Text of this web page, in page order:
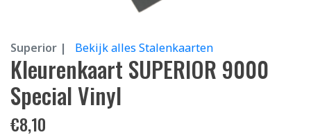
Superior | Bekijk alles Stalenkaarten
Kleurenkaart SUPERIOR 9000
Special Vinyl
€8,10